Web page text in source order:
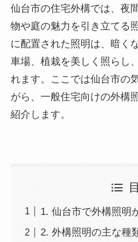
仙台市の住宅外構では、夜
物や庭の魅力を引き立てる
に配置された照明は、暗く
車場、植栽を美しく照らし
れます。ここでは仙台市の
がら、一般住宅向けの外構
紹介します。
1. 仙台市で外構照明
2. 外構照明の主な種